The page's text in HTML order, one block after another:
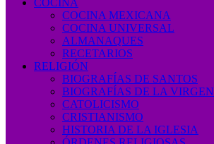
COCINA
COCINA MEXICANA
COCINA UNIVERSAL
ALMANAQUES
RECETARIOS
RELIGIÓN
BIOGRAFÍAS DE SANTOS
BIOGRAFÍAS DE LA VIRGEN
CATOLICISMO
CRISTIANISMO
HISTORIA DE LA IGLESIA